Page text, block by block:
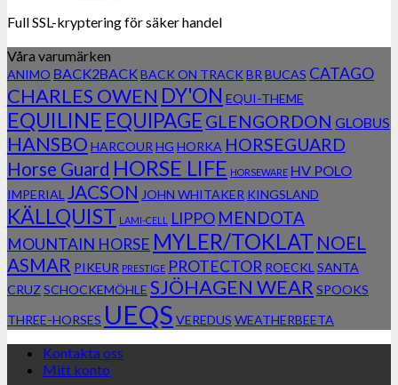
Full SSL-kryptering för säker handel
Våra varumärken
ANIMO BACK2BACKBACK ON TRACK BR BUCAS CATAGO
CHARLES OWEN DY'ON EQUI-THEME
EQUILINE EQUIPAGE GLENGORDON GLOBUS
HANSBO HARCOUR HG HORKA HORSEGUARD
Horse Guard HORSE LIFE HORSEWARE HV POLO
IMPERIAL JACSON JOHN WHITAKER KINGSLAND
KÄLLQUIST LAMI-CELL LIPPO MENDOTA
MOUNTAIN HORSE MYLER/TOKLAT NOEL
ASMAR PIKEUR PRESTIGE PROTECTOR ROECKL SANTA
CRUZSCHOCKEMÖHLE SJÖHAGEN WEAR SPOOKS
THREE-HORSES UEQS VEREDUS WEATHERBEETA
Kontakta oss
Mitt konto